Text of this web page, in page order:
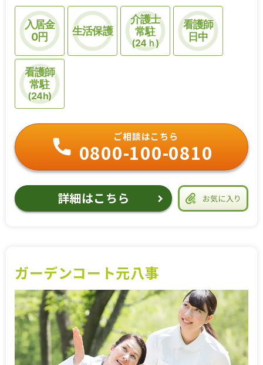
入居金
0円
生活保護
介護士
常駐
(24ｈ)
看護師
日中
看護師
常駐
(24h)
お気に入り
ご相談はこちら
0800-100-0810
詳細はこちら
ガーデンコート元八事